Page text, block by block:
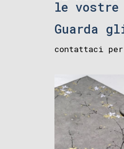
le
Guarda
contattaci